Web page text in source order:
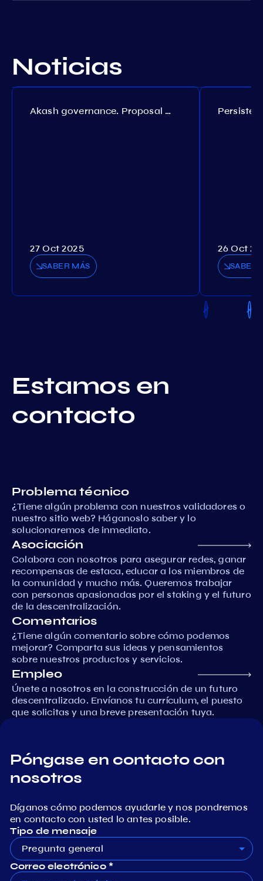
Noticias
Akash governance. Proposal №308
27 Oct 2025
SABER MÁS
26 Oct
SABER
Estamos en
contacto
Problema técnico
¿Tiene algún problema con nuestros validadores o
nuestro sitio web? Háganoslo saber y lo
solucionaremos de inmediato.
Asociación
Colabora con nosotros para asegurar redes, ganar
recompensas de estaca, educar a los miembros de
la comunidad y mucho más. Queremos trabajar
con personas apasionadas por el staking y el futuro
de la descentralización.
Comentarios
¿Tiene algún comentario sobre cómo podemos
mejorar? Comparta sus ideas y pensamientos
sobre nuestros productos y servicios.
Empleo
Únete a nosotros en la construcción de un futuro
descentralizado. Envíanos tu currículum, el puesto
que solicitas y una breve presentación tuya.
Póngase en contacto con
nosotros
Díganos cómo podemos ayudarle y nos pondremos
en contacto con usted lo antes posible.
Tipo de mensaje
Pregunta general
Correo electrónico *